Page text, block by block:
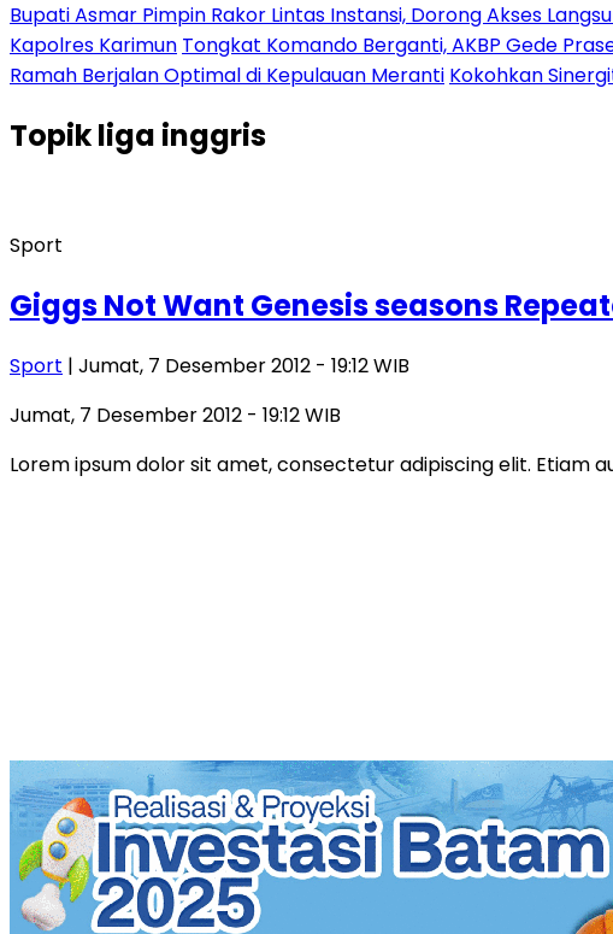
Bupati Asmar Pimpin Rakor Lintas Instansi, Dorong Akses
Kapolres Karimun Tongkat Komando Berganti, AKBP Gede
Ramah Berjalan Optimal di Kepulauan Meranti Kokohkan
Topikliga inggris
Sport
Giggs Not Want Genesis seasons
Sport | Jumat, 7 Desember 2012 - 19:12 WIB
Jumat, 7 Desember 2012 - 19:12 WIB
Lorem ipsum dolor sit amet, consectetur adipiscing elit. Etiam